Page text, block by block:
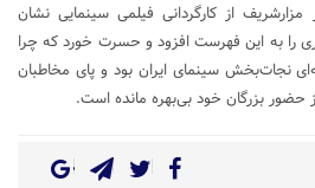
مزارشریفاز کارگردانی فیلمی سینمایی نشان
را به این فهرست افزود و حسرت خورد که چرا
نجات‌بخش سینمای ایران بود و پای مخاطبان
از حضور بزرگان خود بی‌بهره مانده است.